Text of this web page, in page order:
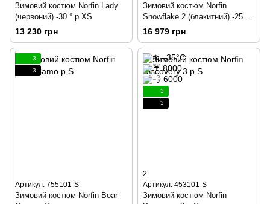
Зимовий костюм Norfin Lady
(червоний) -30 ° р.XS
13 230 грн
Зимовий костюм Norfin
Snowflake 2 (блакитний) -25 °
р.XS
16 979 грн
3
3
Артикул: 755101-S
Зимовий костюм Norfin Boar
3
3
2
Артикул: 453101-S
Зимовий костюм Norfin